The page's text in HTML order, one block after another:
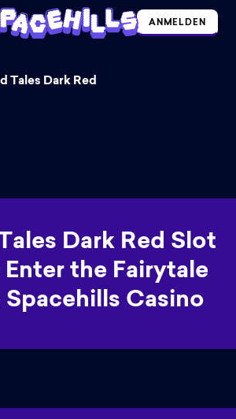
ANMELDEN
Tales Dark Red
Dark Red Slot
the Fairytale
Casino